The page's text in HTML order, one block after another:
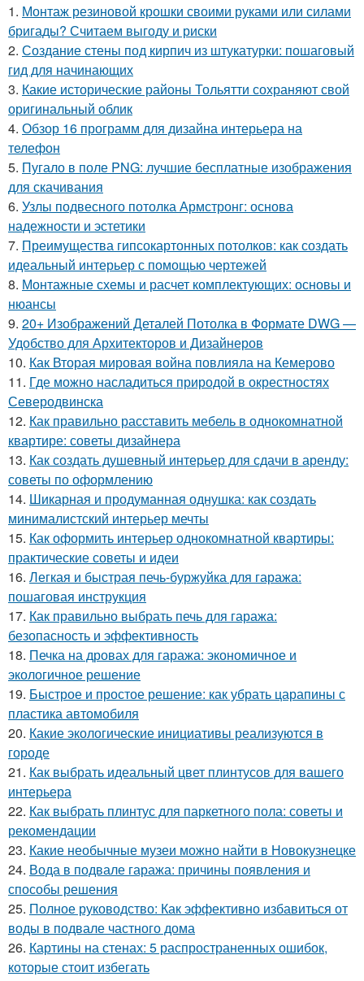
1. Монтаж резиновой крошки своими руками или силами
бригады? Считаем выгоду и риски
2. Создание стены под кирпич из штукатурки: пошаговый
гид для начинающих
3. Какие исторические районы Тольятти сохраняют свой
оригинальный облик
4. Обзор 16 программ для дизайна интерьера на
телефон
5. Пугало в поле PNG: лучшие бесплатные изображения
для скачивания
6. Узлы подвесного потолка Армстронг: основа
надежности и эстетики
7. Преимущества гипсокартонных потолков: как создать
идеальный интерьер с помощью чертежей
8. Монтажные схемы и расчет комплектующих: основы и
нюансы
9. 20+ Изображений Деталей Потолка в Формате DWG —
Удобство для Архитекторов и Дизайнеров
10. Как Вторая мировая война повлияла на Кемерово
11. Где можно насладиться природой в окрестностях
Северодвинска
12. Как правильно расставить мебель в однокомнатной
квартире: советы дизайнера
13. Как создать душевный интерьер для сдачи в аренду:
советы по оформлению
14. Шикарная и продуманная однушка: как создать
минималистский интерьер мечты
15. Как оформить интерьер однокомнатной квартиры:
практические советы и идеи
16. Легкая и быстрая печь-буржуйка для гаража:
пошаговая инструкция
17. Как правильно выбрать печь для гаража:
безопасность и эффективность
18. Печка на дровах для гаража: экономичное и
экологичное решение
19. Быстрое и простое решение: как убрать царапины с
пластика автомобиля
20. Какие экологические инициативы реализуются в
городе
21. Как выбрать идеальный цвет плинтусов для вашего
интерьера
22. Как выбрать плинтус для паркетного пола: советы и
рекомендации
23. Какие необычные музеи можно найти в Новокузнецке
24. Вода в подвале гаража: причины появления и
способы решения
25. Полное руководство: Как эффективно избавиться от
воды в подвале частного дома
26. Картины на стенах: 5 распространенных ошибок,
которые стоит избегать